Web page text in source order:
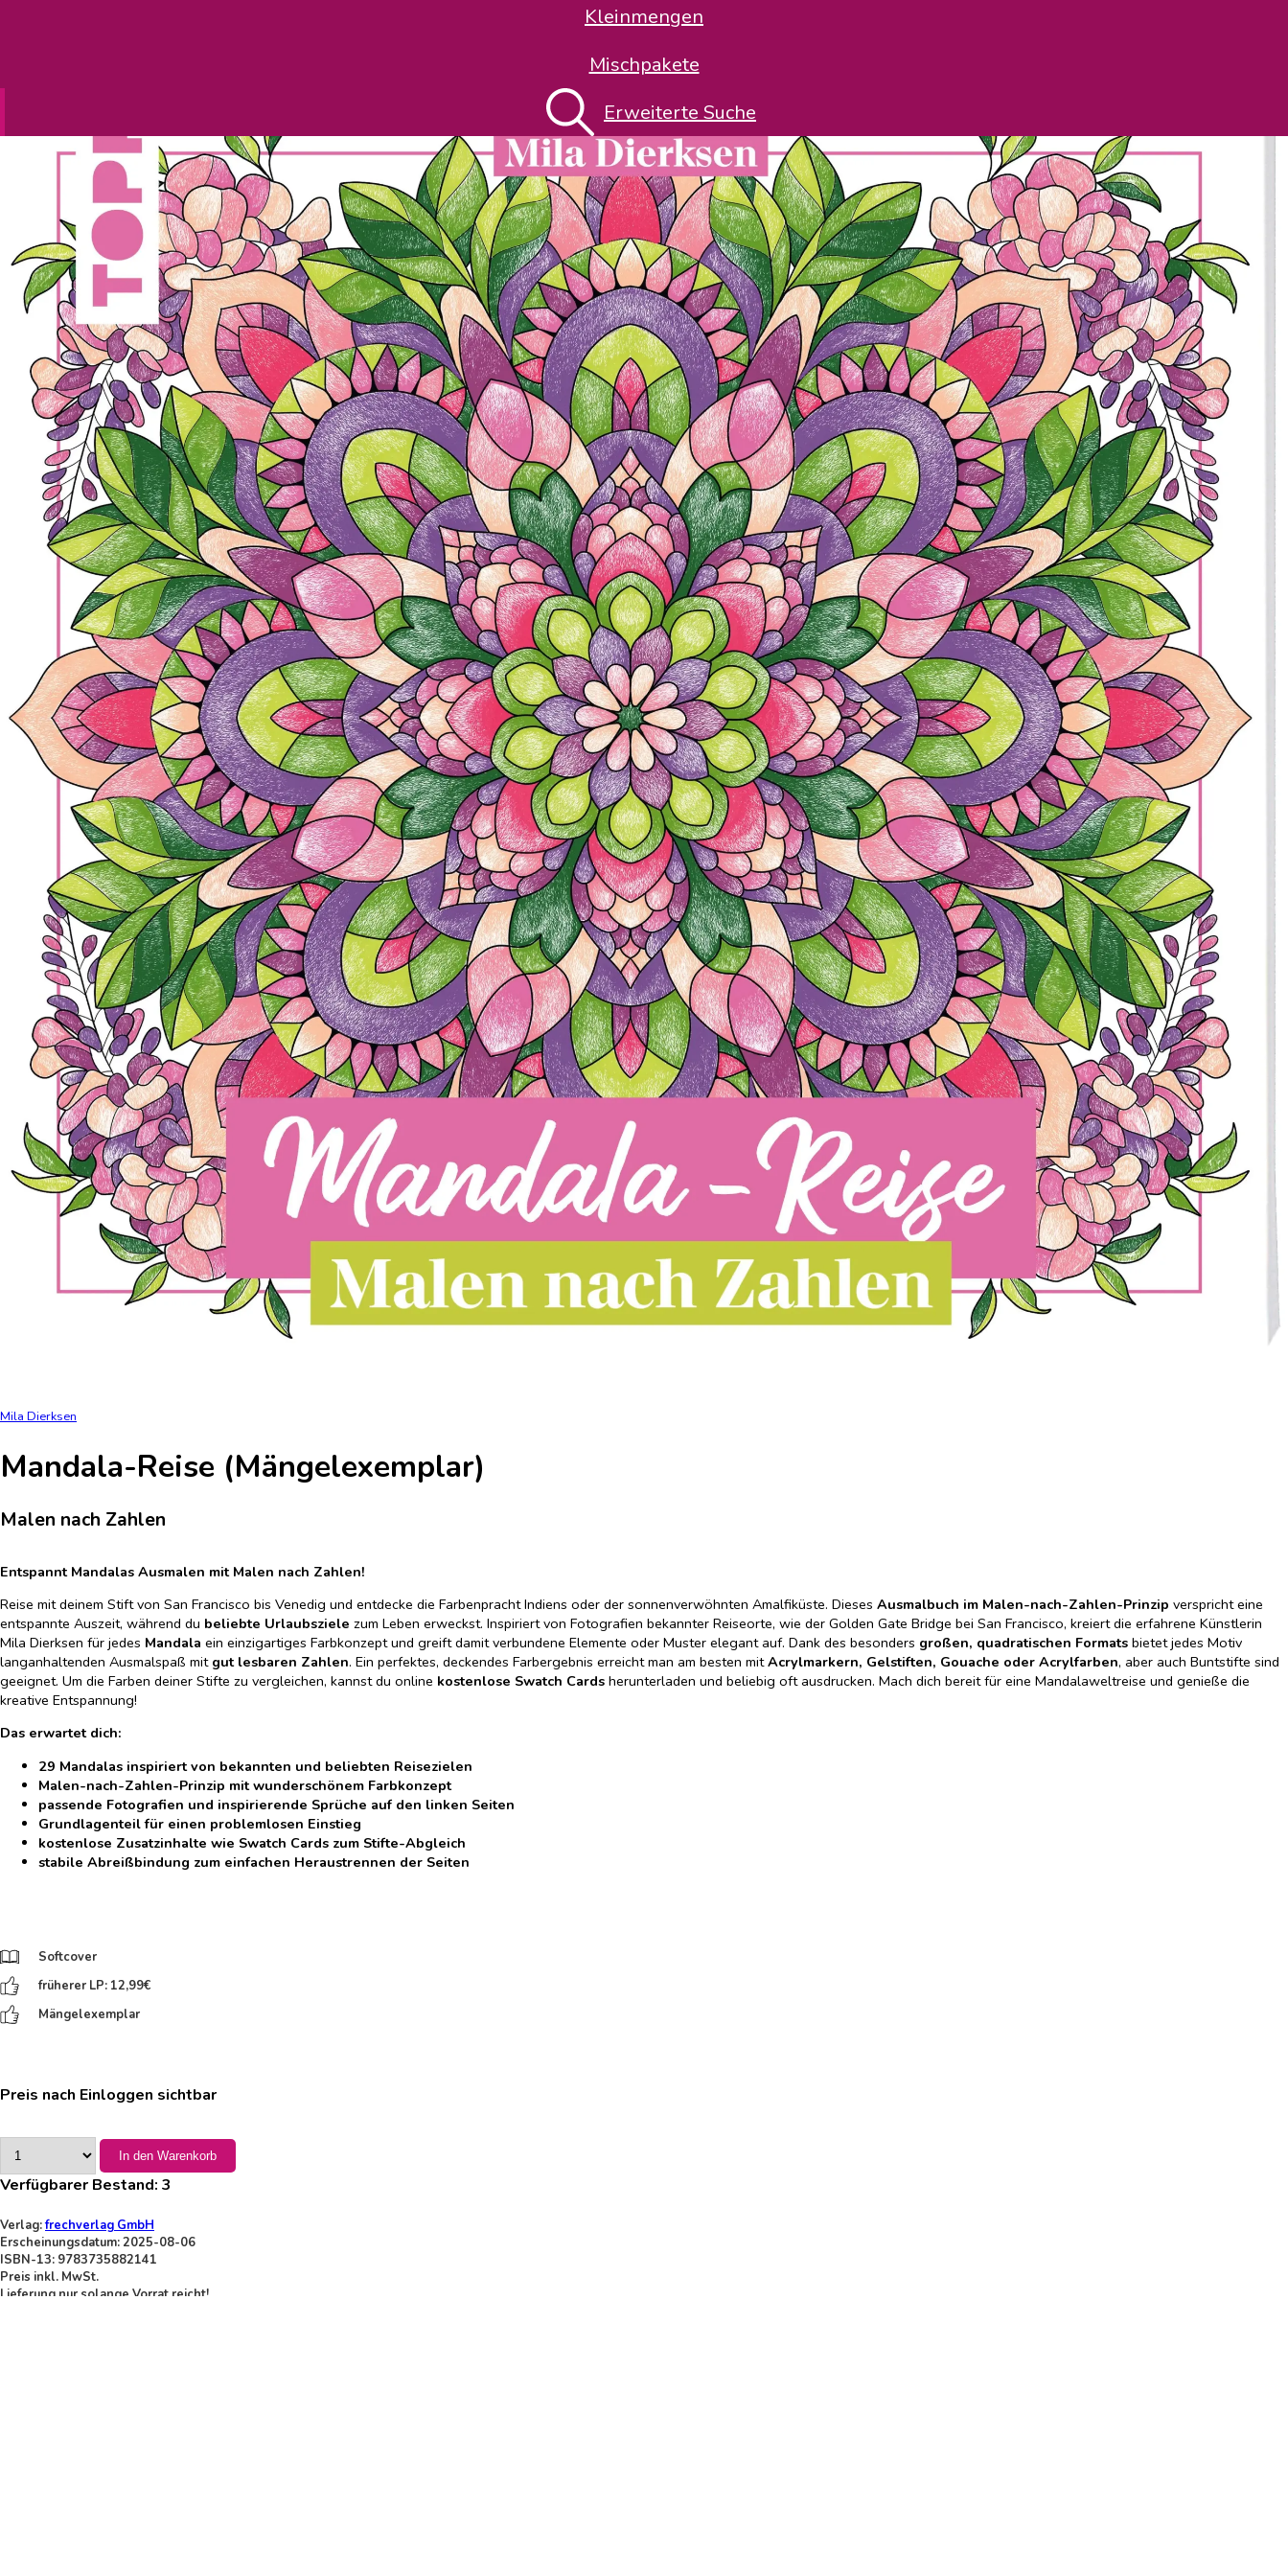
Kleinmengen
Mischpakete
Erweiterte Suche
Mila Dierksen
Mandala-Reise (Mängelexemplar)
Malen nach Zahlen
Entspannt Mandalas Ausmalen mit Malen nach Zahlen!
Reise mit deinem Stift von San Francisco bis Venedig und entdecke die Farbenpracht Indiens oder der sonnenverwöhnten Amalfiküste. Dieses Ausmalbuch im Malen-nach-Zahlen-Prinzip verspricht eine
entspannte Auszeit, während du beliebte Urlaubsziele zum Leben erweckst. Inspiriert von Fotografien bekannter Reiseorte, wie der Golden Gate Bridge bei San Francisco, kreiert die erfahrene Künstlerin
Mila Dierksen für jedes Mandala ein einzigartiges Farbkonzept und greift damit verbundene Elemente oder Muster elegant auf. Dank des besonders großen, quadratischen Formats bietet jedes Motiv
langanhaltenden Ausmalspaß mit gut lesbaren Zahlen. Ein perfektes, deckendes Farbergebnis erreicht man am besten mitAcrylmarkern, Gelstiften, Gouache oder Acrylfarben, aber auch Buntstifte sind
geeignet. Um die Farben deiner Stifte zu vergleichen, kannst du online kostenlose Swatch Cards herunterladen und beliebig oft ausdrucken. Mach dich bereit für eine Mandalaweltreise und genieße die
kreative Entspannung!
Das erwartet dich:
29 Mandalas inspiriert von bekannten und beliebten Reisezielen
Malen-nach-Zahlen-Prinzip mit wunderschönem Farbkonzept
passende Fotografien und inspirierende Sprüche auf den linken Seiten
Grundlagenteil für einen problemlosen Einstieg
kostenlose Zusatzinhalte wie Swatch Cards zum Stifte-Abgleich
stabile Abreißbindung zum einfachen Heraustrennen der Seiten
Softcover
früherer LP: 12,99€
Mängelexemplar
Preis nach Einloggen sichtbar
In den Warenkorb
Verfügbarer Bestand: 3
Verlag:frechverlag GmbH
Erscheinungsdatum: 2025-08-06
ISBN-13: 9783735882141
Preis inkl. MwSt.
Lieferung nur solange Vorrat reicht!